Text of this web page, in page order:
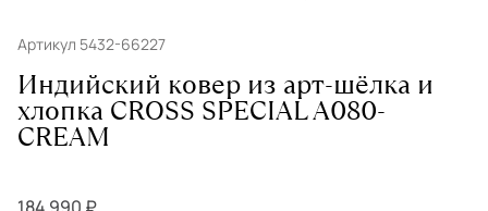
Артикул 5432-66227
Индийский ковер из арт-шёлка и
хлопка CROSS SPEСIAL A080-
CREAM